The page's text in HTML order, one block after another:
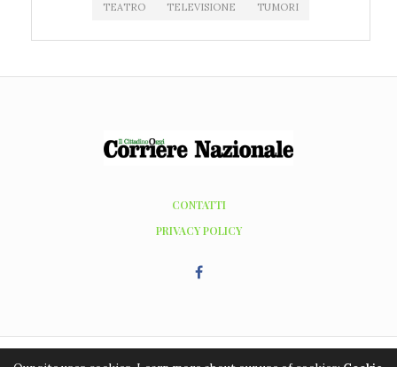
TEATRO TELEVISIONE TUMORI
CONTATTI
PRIVACY POLICY